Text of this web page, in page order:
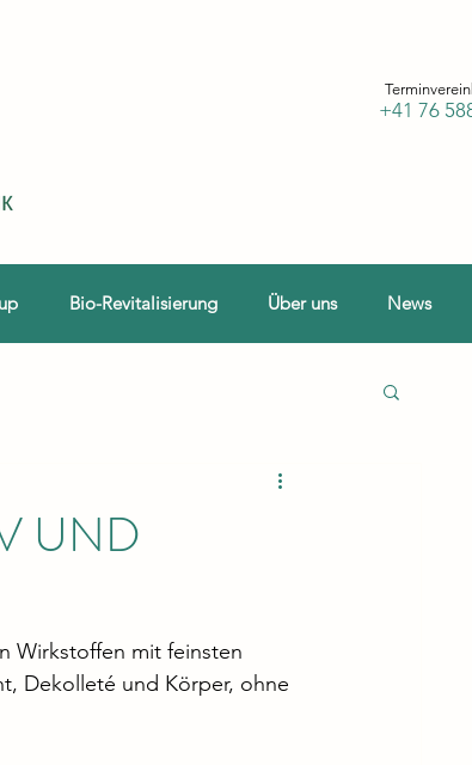
+41 76
Bio-Revitalisierung Über uns News
UND
Wirkstoffen mit feinsten
Dekolleté und Körper, ohne